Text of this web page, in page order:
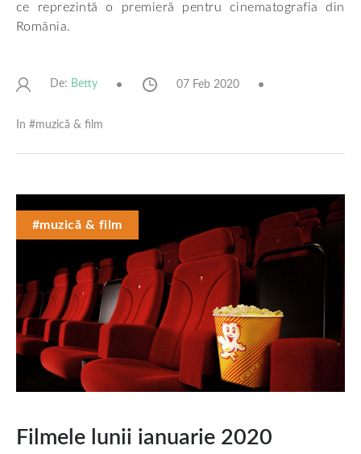
ce reprezintă o premieră pentru cinematografia din
România.
De: Betty 07 Feb 2020
In #muzică & film
#muzică & film
Filmele lunii ianuarie 2020